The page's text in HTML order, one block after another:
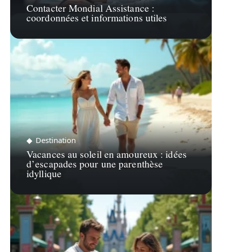
Contacter Mondial Assistance :
coordonnées et informations utiles
Destination
Vacances au soleil en amoureux : idées
d’escapades pour une parenthèse
idyllique